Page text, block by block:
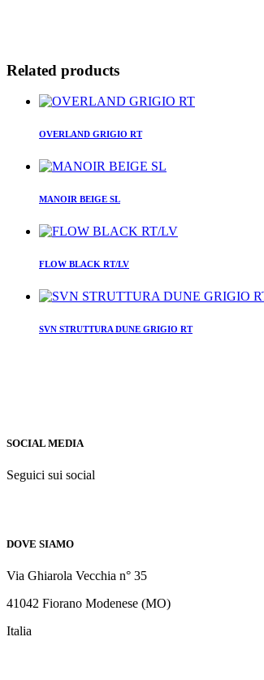
Related products
OVERLAND GRIGIO RT
MANOIR BEIGE SL
FLOW BLACK RT/LV
SVN STRUTTURA DUNE GRIGIO RT
SOCIAL MEDIA
Seguici sui social
DOVE SIAMO
Via Ghiarola Vecchia n° 35
41042 Fiorano Modenese (MO)
Italia